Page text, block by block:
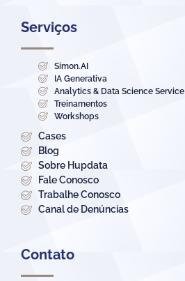
Serviços
Simon.AI
IA Generativa
Analytics & Data Science Service
Treinamentos
Workshops
Cases
Blog
Sobre Hupdata
Fale Conosco
Trabalhe Conosco
Canal de Denúncias
Contato